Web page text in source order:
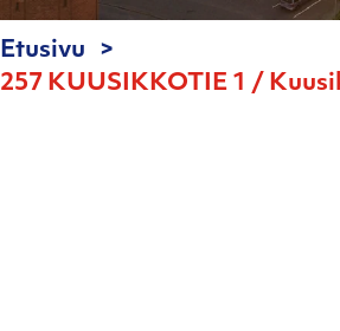
Etusivu
257 KUUSIKKOTIE 1 /